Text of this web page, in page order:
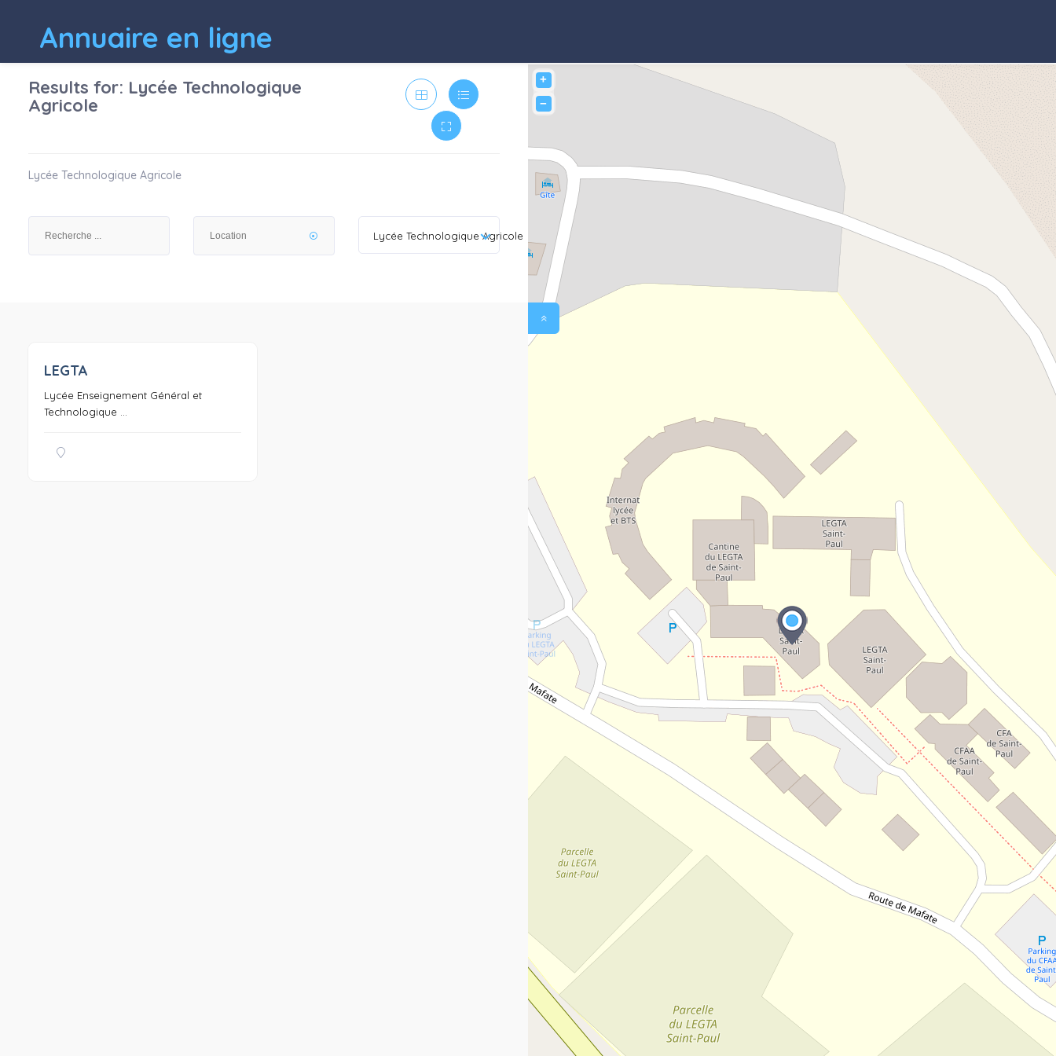
Annuaire en ligne
+
−
Results for: Lycée Technologique
Agricole
Lycée Technologique Agricole
Lycée Technologique Agricole
LEGTA
Lycée Enseignement Général et
Technologique ...